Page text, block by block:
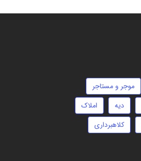
موجر و مستاجر
دیه
املاک
کلاهبرداری